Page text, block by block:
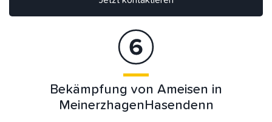
Bekämpfung von Ameisen in
MeinerzhagenHasendenn